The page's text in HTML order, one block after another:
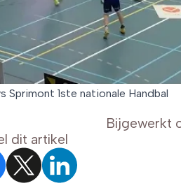
Sprimont 1ste nationale Handbal
Bijgewerkt
dit artikel